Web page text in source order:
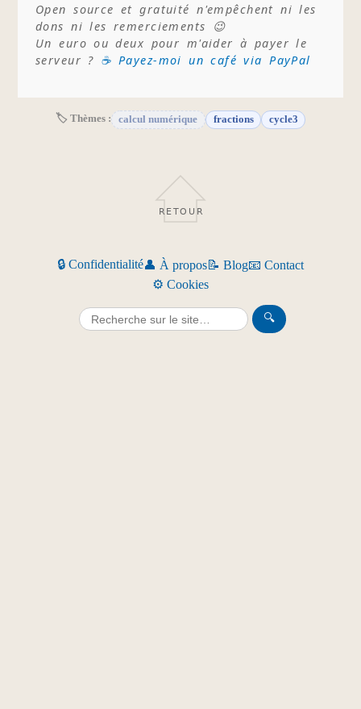
Open source et gratuité n'empêchent ni les
dons ni les remerciements 😉
Un euro ou deux pour m'aider à payer le
serveur ? ☕ Payez-moi un café via PayPal
🏷 Thèmes : calcul numérique fractions cycle3
RETOUR
🔒 Confidentialité👤 À propos📝 Blog📧 Contact
⚙️ Cookies
🔍